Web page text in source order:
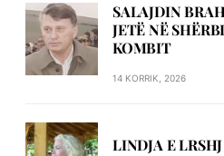
SALAJDIN
JETЁ NЁ
KOMBIT
14 KORRIK, 2026
LINDJA E LRSHJ